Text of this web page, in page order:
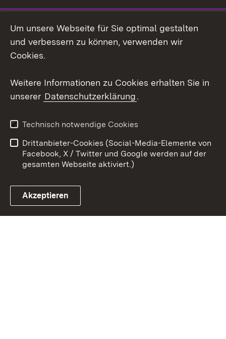
Mastodon
Youtube
Link zum Landesportal
Kontakt
Datenschutz
Barrierefreiheit
Impressum Cookies
Um unsere Webseite für Sie optimal gestalten
und verbessern zu können, verwenden wir
Cookies.
Weitere Informationen zu Cookies erhalten Sie in
unserer Datenschutzerklärung.
Technisch notwendige Cookies
Drittanbieter-Cookies (Social-Media-Elemente von
Facebook, X / Twitter und Google werden auf der
gesamten Webseite aktiviert.)
Akzeptieren